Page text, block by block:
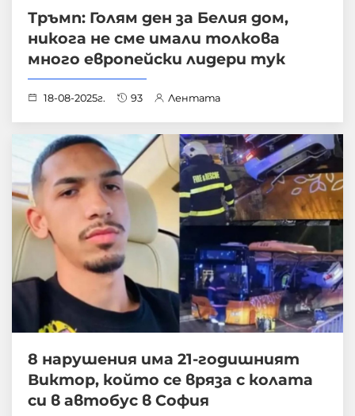
Тръмп: Голям ден за Белия дом,
никога не сме имали толкова
много европейски лидери тук
18-08-2025г. 93 Лентата
8 нарушения има 21-годишният
Виктор, който се вряза с колата
си в автобус в София